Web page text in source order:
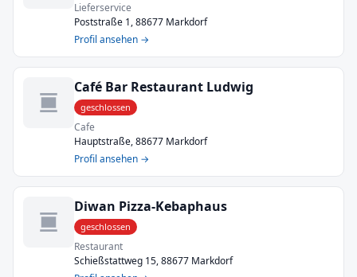
Lieferservice
Poststraße 1, 88677 Markdorf
Profil ansehen →
Café Bar Restaurant Ludwig
geschlossen
Cafe
Hauptstraße, 88677 Markdorf
Profil ansehen →
Diwan Pizza-Kebaphaus
geschlossen
Restaurant
Schießstattweg 15, 88677 Markdorf